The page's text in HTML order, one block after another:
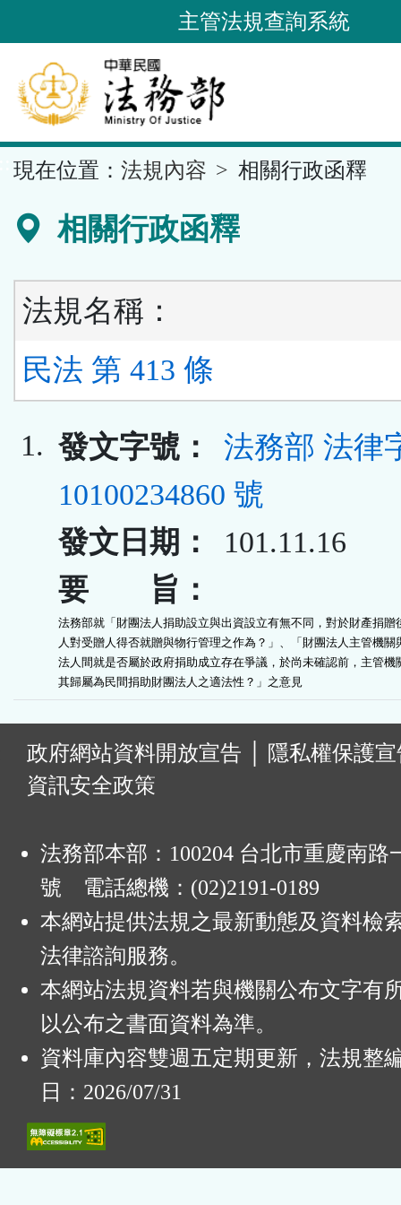
到
要
內
容
區
主管法規查詢系統
現在位置： 法規內容 相關行政函釋
相關行政函釋
法規名稱：
民法 第 413 條
1. 發文字號：
法務部 法律
10100234860 號
發文日期：
101.11.16
要 旨：
法務部就「財團法人捐助設立與出資設立有無不同，對於財產捐贈
人對受贈人得否就贈與物行管理之作為？」、「財團法人主管機關
法人間就是否屬於政府捐助成立存在爭議，於尚未確認前，主管機
其歸屬為民間捐助財團法人之適法性？」之意見
政府網站資料開放宣告
隱私權保護
資訊安全政策
法務部本部：100204 台北市重慶南路
號 電話總機：(02)2191-0189
本網站提供法規之最新動態及資料檢
法律諮詢服務。
本網站法規資料若與機關公布文字有
以公布之書面資料為準。
資料庫內容雙週五定期更新，法規整
日：2026/07/31